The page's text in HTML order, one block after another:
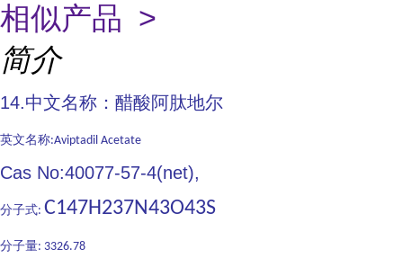
相似产品 >
简介
14.中文名称：醋酸阿肽地尔
英文名称:Aviptadil Acetate
Cas No:40077-57-4(net),
分子式: C147H237N43O43S
分子量: 3326.78